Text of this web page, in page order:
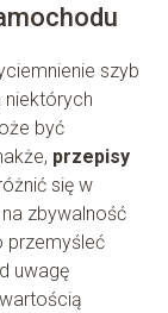
szyb
niektórych
być
przepisy
się w
zbywalność
przemyśleć
uwagę